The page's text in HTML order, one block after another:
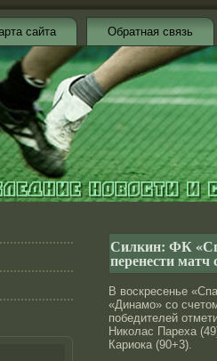
сайта Обратная связь
Силкин: ФК
перенести матч
В воскресенье
«Динамо» со
победителей
Николас Пареха
Кариока (90+3).